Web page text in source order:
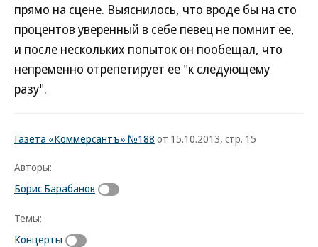
прямо на сцене. Выяснилось, что вроде бы на сто
процентов уверенный в себе певец не помнит ее,
и после нескольких попыток он пообещал, что
непременно отрепетирует ее "к следующему
разу".
Газета «Коммерсантъ» №188 от 15.10.2013, стр. 15
Авторы:
Борис Барабанов
Темы:
Концерты